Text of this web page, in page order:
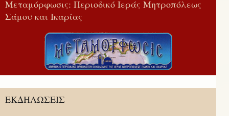
Μεταμόρφωσις: Περιοδικό Ιεράς Μητροπόλεως
Σάμου και Ικαρίας
ΕΚΔΗΛΩΣΕΙΣ